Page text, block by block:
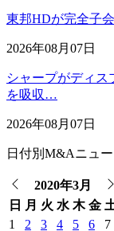
東邦HDが完全子
2026年08月07日
シャープがディス
を吸収…
2026年08月07日
日付別M&Aニュー
2020年3月
日
月 火 水 木 金
1
2 3 4 5 6
7